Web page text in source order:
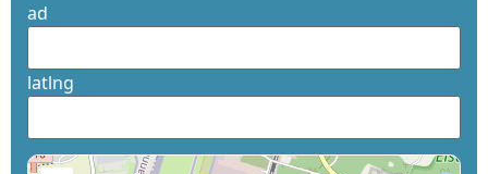
ad
latlng